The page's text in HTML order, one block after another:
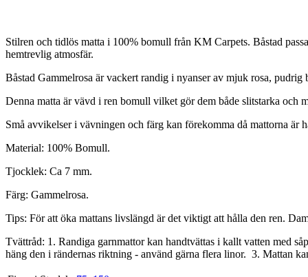
Stilren och tidlös matta i 100% bomull från KM Carpets. Båstad
hemtrevlig atmosfär.
Båstad Gammelrosa är vackert randig i nyanser av mjuk rosa,
Denna matta är vävd i ren bomull vilket gör dem både slitstarka och
Små avvikelser i vävningen och färg kan förekomma då mattorna är
Material: 100% Bomull.
Tjocklek: Ca 7 mm.
Färg: Gammelrosa.
Tips: För att öka mattans livslängd är det viktigt att hålla den ren.
Tvättråd: 1. Randiga garnmattor kan handtvättas i kallt vatten med
häng den i rändernas riktning - använd gärna flera linor. 3. Mattan